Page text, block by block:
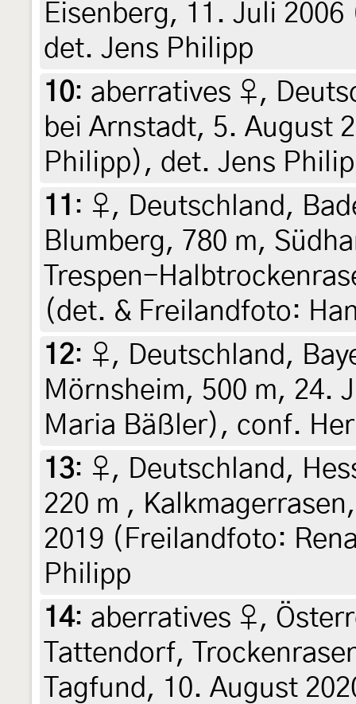
Eisenberg, 11. Juli
det. Jens Philipp
10: aberratives ♀,
bei Arnstadt, 5. August
Philipp), det. Jens
11 : ♀, Deutschland,
Blumberg, 780 m,
Trespen-
(det. & Freilandfoto:
12: ♀, Deutschland,
Mörnsheim, 500 m, 24.
Maria Bäßler), conf.
13: ♀, Deutschland,
220 m ,
2019 (Freilandfoto:
Philipp
14: aberratives ♀,
Tattendorf,
Tagfund, 10. August